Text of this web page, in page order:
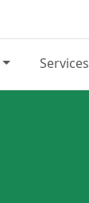
Services